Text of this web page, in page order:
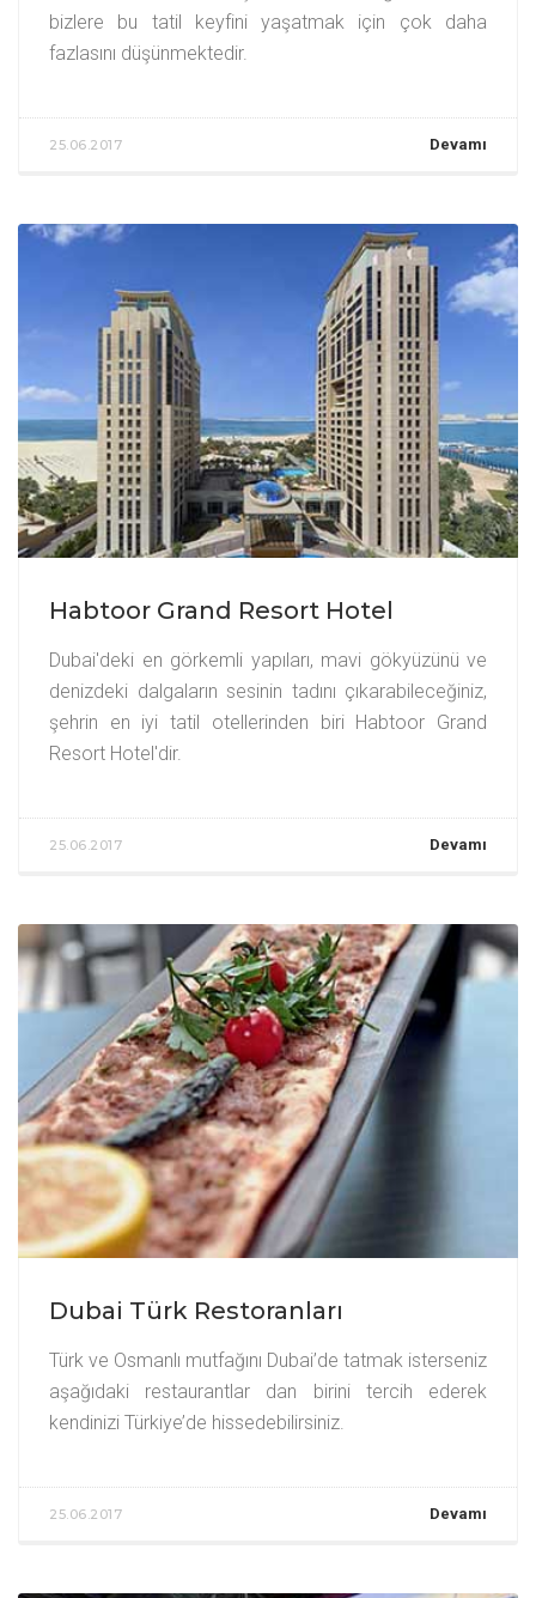
bizlere bu tatil keyfini yaşatmak için çok daha
fazlasını düşünmektedir.
25.06.2017 Devamı
Habtoor Grand Resort Hotel
Dubai'deki en görkemli yapıları, mavi gökyüzünü ve
denizdeki dalgaların sesinin tadını çıkarabileceğiniz,
şehrin en iyi tatil otellerinden biri Habtoor Grand
Resort Hotel'dir.
25.06.2017 Devamı
Dubai Türk Restoranları
Türk ve Osmanlı mutfağını Dubai’de tatmak isterseniz
aşağıdaki restaurantlar dan birini tercih ederek
kendinizi Türkiye’de hissedebilirsiniz.
25.06.2017 Devamı